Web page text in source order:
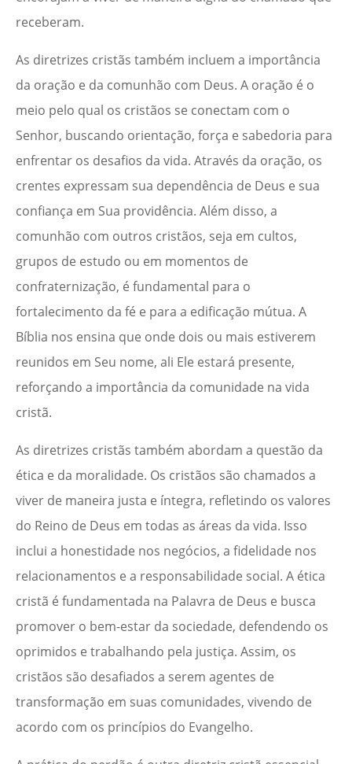
receberam.
As diretrizes cristãs também incluem a importância
da oração e da comunhão com Deus. A oração é o
meio pelo qual os cristãos se conectam com o
Senhor, buscando orientação, força e sabedoria para
enfrentar os desafios da vida. Através da oração, os
crentes expressam sua dependência de Deus e sua
confiança em Sua providência. Além disso, a
comunhão com outros cristãos, seja em cultos,
grupos de estudo ou em momentos de
confraternização, é fundamental para o
fortalecimento da fé e para a edificação mútua. A
Bíblia nos ensina que onde dois ou mais estiverem
reunidos em Seu nome, ali Ele estará presente,
reforçando a importância da comunidade na vida
cristã.
As diretrizes cristãs também abordam a questão da
ética e da moralidade. Os cristãos são chamados a
viver de maneira justa e íntegra, refletindo os valores
do Reino de Deus em todas as áreas da vida. Isso
inclui a honestidade nos negócios, a fidelidade nos
relacionamentos e a responsabilidade social. A ética
cristã é fundamentada na Palavra de Deus e busca
promover o bem-estar da sociedade, defendendo os
oprimidos e trabalhando pela justiça. Assim, os
cristãos são desafiados a serem agentes de
transformação em suas comunidades, vivendo de
acordo com os princípios do Evangelho.